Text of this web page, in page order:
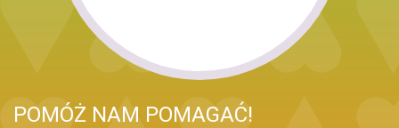
POMÓŻ NAM POMAGAĆ!